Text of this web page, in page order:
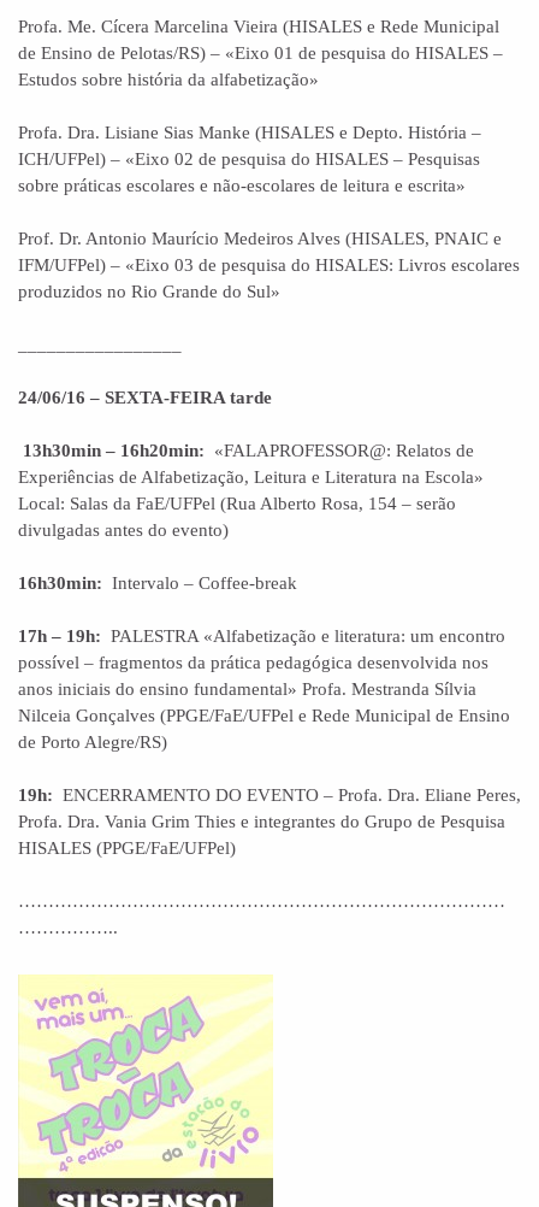
Profa. Me. Cícera Marcelina Vieira (HISALES e Rede Municipal
de Ensino de Pelotas/RS) – «Eixo 01 de pesquisa do HISALES –
Estudos sobre história da alfabetização»
Profa. Dra. Lisiane Sias Manke (HISALES e Depto. História –
ICH/UFPel) – «Eixo 02 de pesquisa do HISALES – Pesquisas
sobre práticas escolares e não-escolares de leitura e escrita»
Prof. Dr. Antonio Maurício Medeiros Alves (HISALES, PNAIC e
IFM/UFPel) – «Eixo 03 de pesquisa do HISALES: Livros escolares
produzidos no Rio Grande do Sul»
24/06/16 – SEXTA-FEIRA tarde
13h30min – 16h20min: «FALAPROFESSOR@: Relatos de
Experiências de Alfabetização, Leitura e Literatura na Escola»
Local: Salas da FaE/UFPel (Rua Alberto Rosa, 154 – serão
divulgadas antes do evento)
16h30min: Intervalo – Coffee-break
17h – 19h: PALESTRA «Alfabetização e literatura: um encontro
possível – fragmentos da prática pedagógica desenvolvida nos
anos iniciais do ensino fundamental» Profa. Mestranda Sílvia
Nilceia Gonçalves (PPGE/FaE/UFPel e Rede Municipal de Ensino
de Porto Alegre/RS)
19h: ENCERRAMENTO DO EVENTO – Profa. Dra. Eliane Peres,
Profa. Dra. Vania Grim Thies e integrantes do Grupo de Pesquisa
HISALES (PPGE/FaE/UFPel)
………………………………………………………………………
……………..